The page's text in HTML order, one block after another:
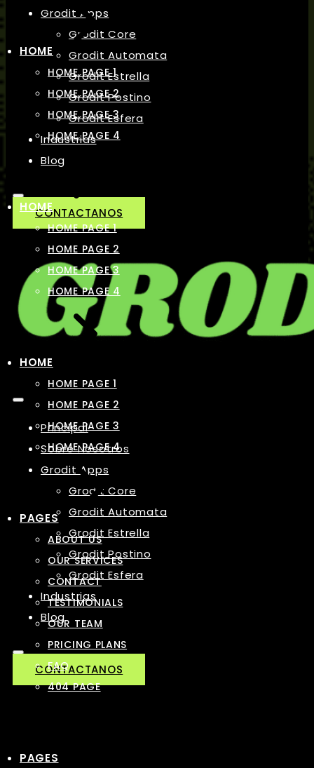
Grodit Apps
Grodit Core
Grodit Automata
Grodit Estrella
Grodit Postino
Grodit Esfera
Industrias
Blog
CONTACTANOS
Principal
Sobre Nosotros
Grodit Apps
Grodit Core
Grodit Automata
Grodit Estrella
Grodit Postino
Grodit Esfera
Industrias
Blog
CONTACTANOS
HOME
HOME PAGE 1
HOME PAGE 2
HOME PAGE 3
HOME PAGE 4
HOME
HOME PAGE 1
HOME PAGE 2
HOME PAGE 3
HOME PAGE 4
HOME
HOME PAGE 1
HOME PAGE 2
HOME PAGE 3
HOME PAGE 4
PAGES
ABOUT US
OUR SERVICES
CONTACT
TESTIMONIALS
OUR TEAM
PRICING PLANS
FAQ
404 PAGE
PAGES